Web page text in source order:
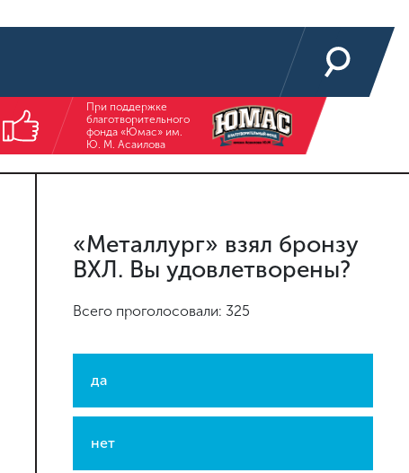
При поддержке
благотворительного
фонда «Юмас» им.
Ю. М. Асаилова
«Металлург» взял бронзу
ВХЛ. Вы удовлетворены?
Всего проголосовали: 325
да
нет